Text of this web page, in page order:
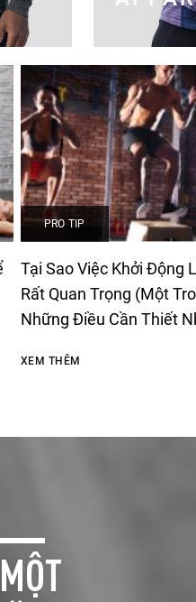
PRO TIP
Tại Sao Việc Khởi Động
Rất Quan Trọng (Một
Những Điều Cần Thiết
XEM THÊM